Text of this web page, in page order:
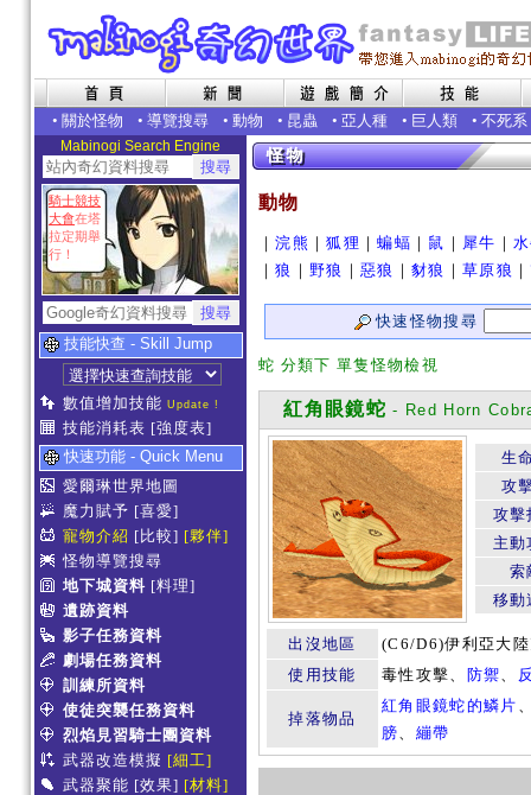
• 關於怪物 • 導覽搜尋 • 動物 • 昆蟲 • 亞人種 • 巨人類 • 不死系
Mabinogi Search Engine
騎士競技
大會在塔
拉定期舉
行！
技能快查 - Skill Jump
數值增加技能 Update !
技能消耗表 [強度表]
快速功能 - Quick Menu
愛爾琳世界地圖
魔力賦予 [喜愛]
寵物介紹 [比較] [夥伴]
怪物導覽搜尋
地下城資料 [料理]
遺跡資料
影子任務資料
劇場任務資料
訓練所資料
使徒突襲任務資料
烈焰見習騎士團資料
武器改造模擬 [細工]
武器聚能 [效果] [材料]
動物
｜浣熊 ｜狐狸 ｜蝙蝠 ｜ 鼠 ｜ 犀牛 ｜
｜狼 ｜野狼 ｜惡狼 ｜豺狼 ｜草原狼 ｜
快速怪物搜尋
蛇 分類下 單隻怪物檢視
紅角眼鏡蛇 - Red Horn
生
攻
攻擊
主動
索
移動
出沒地區
(C6/D6)伊利亞大
使用技能
毒性攻擊、 防禦、
掉落物品
紅角眼鏡蛇的鱗片
膀、 繃帶